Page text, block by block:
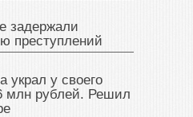
задержали
преступлений
у своего
млн рублей. Решил